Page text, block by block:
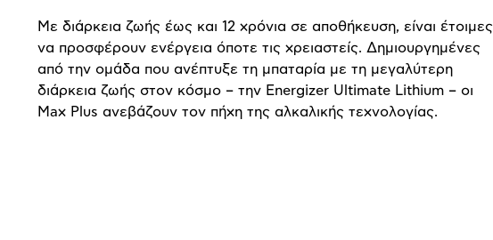
Με διάρκεια ζωής έως και 12 χρόνια σε αποθήκευση, είναι έτοιμες
να προσφέρουν ενέργεια όποτε τις χρειαστείς. Δημιουργημένες
από την ομάδα που ανέπτυξε τη μπαταρία με τη μεγαλύτερη
διάρκεια ζωής στον κόσμο – την Energizer Ultimate Lithium – οι
Max Plus ανεβάζουν τον πήχη της αλκαλικής τεχνολογίας.